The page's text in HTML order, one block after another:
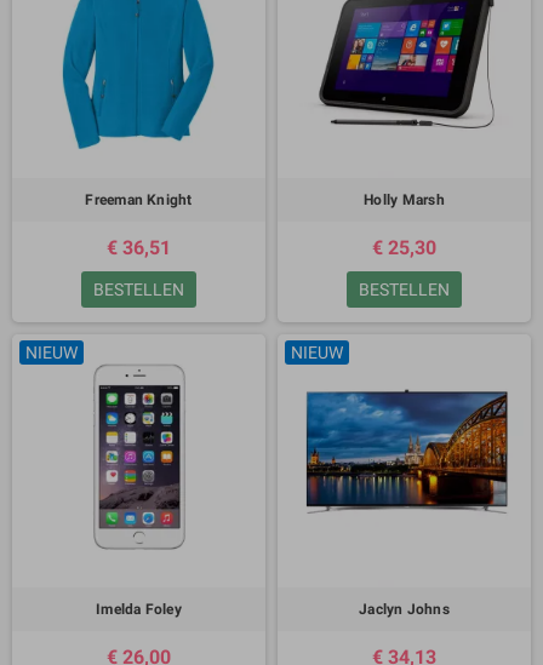
Freeman Knight
€ 36,51
BESTELLEN
Holly Marsh
€ 25,30
BESTELLEN
NIEUW
Imelda Foley
€ 26,00
NIEUW
Jaclyn Johns
€ 34,13